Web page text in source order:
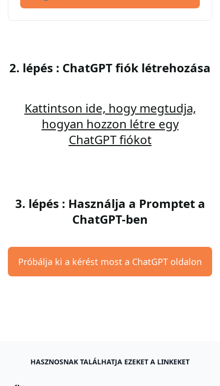
2. lépés : ChatGPT fiók létrehozása
Kattintson ide, hogy megtudja,
hogyan hozzon létre egy
ChatGPT fiókot
3. lépés : Használja a Promptet a
ChatGPT-ben
Próbálja ki a kérést most a ChatGPT oldalon
HASZNOSNAK TALÁLHATJA EZEKET A LINKEKET